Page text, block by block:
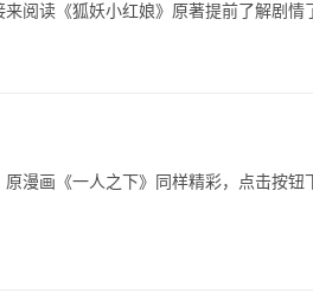
阅读《狐妖小红娘》原著提前了解剧情
漫画《一人之下》同样精彩，点击按钮